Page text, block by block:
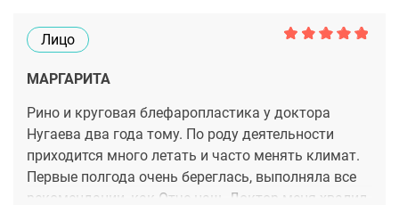
Лицо
МАРГАРИТА
Рино и круговая блефаропластика у доктора
Нугаева два года тому. По роду деятельности
приходится много летать и часто менять климат.
Первые полгода очень береглась, выполняла все
рекомендации, как Отче наш. Доктор меня хвалил,